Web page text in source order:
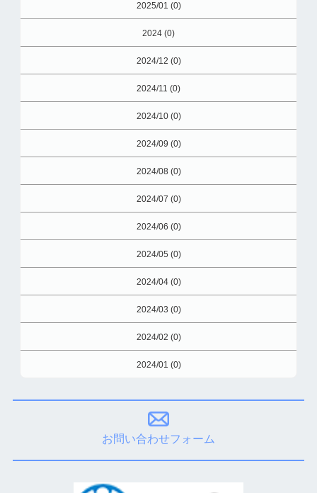
2025/01 (0)
2024 (0)
2024/12 (0)
2024/11 (0)
2024/10 (0)
2024/09 (0)
2024/08 (0)
2024/07 (0)
2024/06 (0)
2024/05 (0)
2024/04 (0)
2024/03 (0)
2024/02 (0)
2024/01 (0)
お問い合わせフォーム